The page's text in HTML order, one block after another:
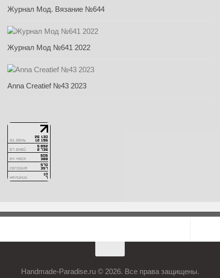
Журнал Мод. Вязание №644
Журнал Мод №641 2022
Anna Creatief №43 2023
Handmade-Paradise.ru © 2026. Все права защищены.